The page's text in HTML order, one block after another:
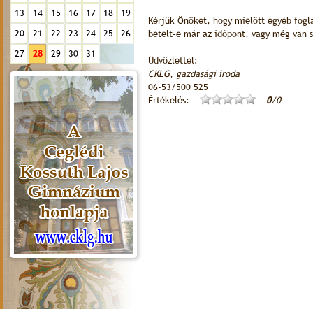
13
14 15 16 17 18
19
20
21 22 23 24 25
26
27
28 29 30 31
Kérjük Önöket, hogy mielőtt egyéb
betelt-e már az időpont, vagy még van
Üdvözlettel:
CKLG, gazdasági iroda
06-53/500 525
Értékelés:
0/0